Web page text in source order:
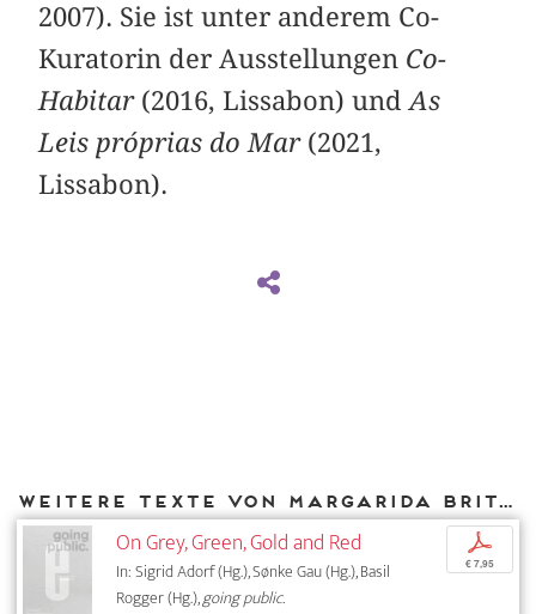
2007). Sie ist unter anderem Co-
Kuratorin der Ausstellungen Co-
Habitar(2016, Lissabon) undAs
Leis próprias do Mar(2021,
Lissabon).
Weitere Texte von Margarida Brito Alves bei DIAPHANES
On Grey, Green, Gold and Red
In: Sigrid Adorf (Hg.), Sønke Gau (Hg.), Basil
Rogger (Hg.),going public.
p
€ 7,95